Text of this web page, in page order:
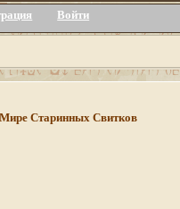
Войти
Мире Старинных Свитков